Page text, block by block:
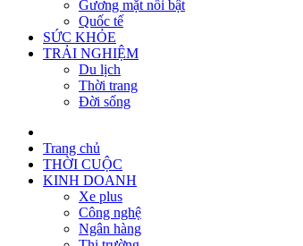
Gương mặt nổi bật
Quốc tế
SỨC KHỎE
TRẢI NGHIỆM
Du lịch
Thời trang
Đời sống
Trang chủ
THỜI CUỘC
KINH DOANH
Xe plus
Công nghệ
Ngân hàng